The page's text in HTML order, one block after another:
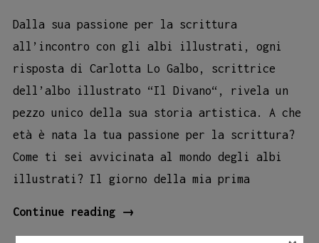
Dalla sua passione per la scrittura
all’incontro con gli albi illustrati, ogni
risposta di Carlotta Lo Galbo, scrittrice
dell’albo illustrato “Il Divano“, rivela un
pezzo unico della sua storia artistica. A che
età è nata la tua passione per la scrittura?
Come ti sei avvicinata al mondo degli albi
illustrati? Il giorno della mia prima
Continue reading
Dietro
le
→